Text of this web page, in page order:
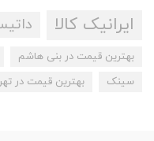
ایرانیک کالا
بهترین قیمت در بنی هاشم
سینک
بهترین قیمت در